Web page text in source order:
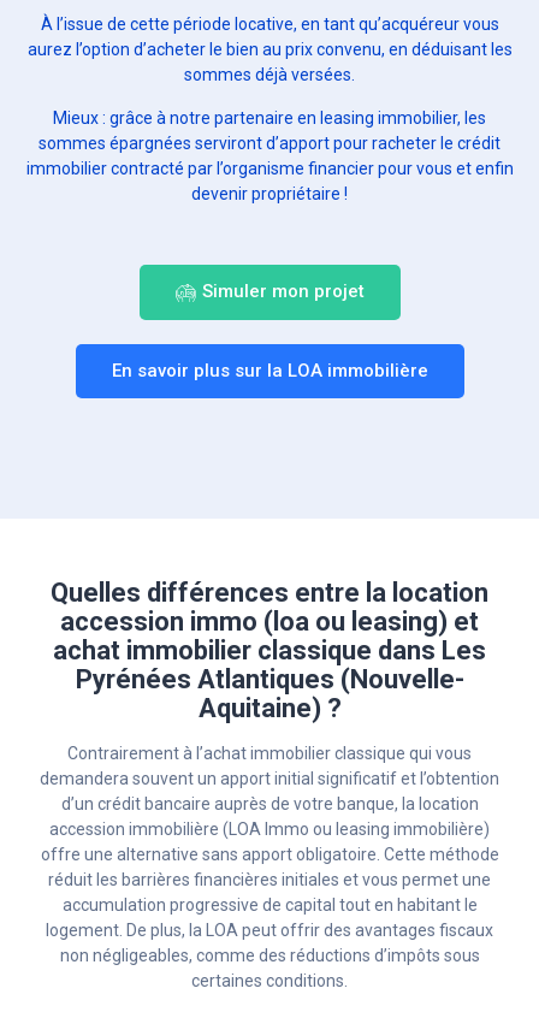
À l’issue de cette période locative, en tant qu’acquéreur vous
aurez l’option d’acheter le bien au prix convenu, en déduisant les
sommes déjà versées.
Mieux : grâce à notre partenaire en leasing immobilier, les
sommes épargnées serviront d’apport pour racheter le crédit
immobilier contracté par l’organisme financier pour vous et enfin
devenir propriétaire !
Simuler mon projet
En savoir plus sur la LOA immobilière
Quelles différences entre la location
accession immo (loa ou leasing) et
achat immobilier classique dans Les
Pyrénées Atlantiques (Nouvelle-
Aquitaine) ?
Contrairement à l’achat immobilier classique qui vous
demandera souvent un apport initial significatif et l’obtention
d’un crédit bancaire auprès de votre banque, la location
accession immobilière (LOA Immo ou leasing immobilière)
offre une alternative sans apport obligatoire. Cette méthode
réduit les barrières financières initiales et vous permet une
accumulation progressive de capital tout en habitant le
logement. De plus, la LOA peut offrir des avantages fiscaux
non négligeables, comme des réductions d’impôts sous
certaines conditions.